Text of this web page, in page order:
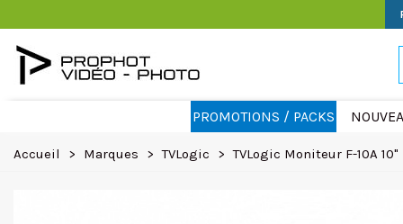
PROMOTIONS / PACKS
Accueil > Marques > TVLogic > TVLogic Moniteur F-10A 10"